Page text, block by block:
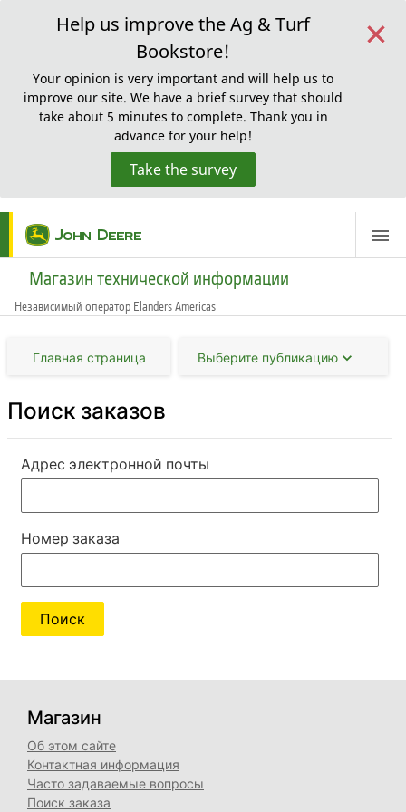
Help us improve the Ag & Turf
Bookstore!
Your opinion is very important and will help us to
improve our site. We have a brief survey that should
take about 5 minutes to complete. Thank you in
advance for your help!
Take the survey
×
ScreenReaderLoadingMessage
Магазин технической информации
Независимый оператор Elanders Americas
Главная страница Выберите публикацию
Поиск заказов
Адрес электронной почты
Номер заказа
Поиск
Магазин
Об этом сайте
Контактная информация
Часто задаваемые вопросы
Поиск заказа